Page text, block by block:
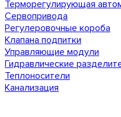
Терморегулирующая
Сервопривода
Регулеровочные короба
Клапана подпитки
Управляющие модули
Гидравлические
Теплоносители
Канализация